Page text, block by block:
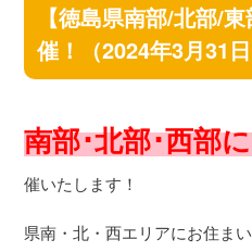
【徳島県南部/北部/
催！（2024年3月31日
南部･北部･西部
催いたします！
県南・北・西エリアにお住ま